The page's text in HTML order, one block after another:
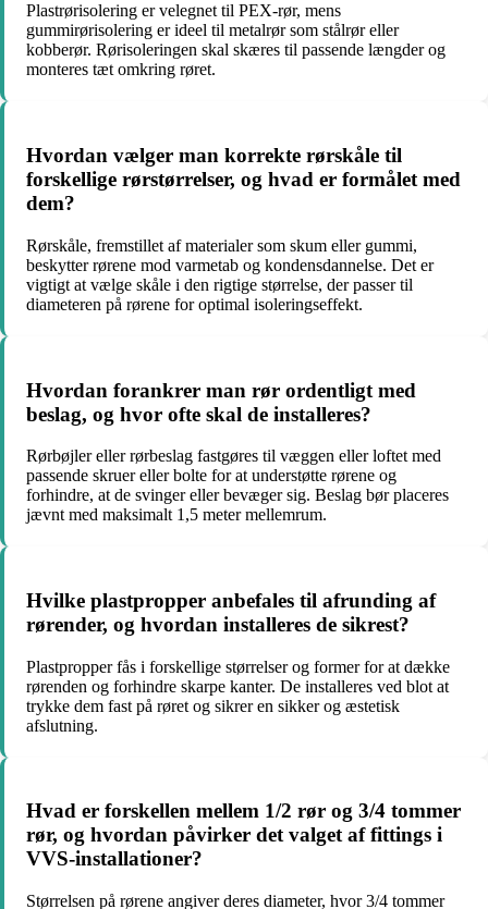
Plastrørisolering er velegnet til PEX-rør, mens
gummirørisolering er ideel til metalrør som stålrør eller
kobberør. Rørisoleringen skal skæres til passende længder og
monteres tæt omkring røret.
Hvordan vælger man korrekte rørskåle til
forskellige rørstørrelser, og hvad er formålet med
dem?
Rørskåle, fremstillet af materialer som skum eller gummi,
beskytter rørene mod varmetab og kondensdannelse. Det er
vigtigt at vælge skåle i den rigtige størrelse, der passer til
diameteren på rørene for optimal isoleringseffekt.
Hvordan forankrer man rør ordentligt med
beslag, og hvor ofte skal de installeres?
Rørbøjler eller rørbeslag fastgøres til væggen eller loftet med
passende skruer eller bolte for at understøtte rørene og
forhindre, at de svinger eller bevæger sig. Beslag bør placeres
jævnt med maksimalt 1,5 meter mellemrum.
Hvilke plastpropper anbefales til afrunding af
rørender, og hvordan installeres de sikrest?
Plastpropper fås i forskellige størrelser og former for at dække
rørenden og forhindre skarpe kanter. De installeres ved blot at
trykke dem fast på røret og sikrer en sikker og æstetisk
afslutning.
Hvad er forskellen mellem 1/2 rør og 3/4 tommer
rør, og hvordan påvirker det valget af fittings i
VVS-installationer?
Størrelsen på rørene angiver deres diameter, hvor 3/4 tommer